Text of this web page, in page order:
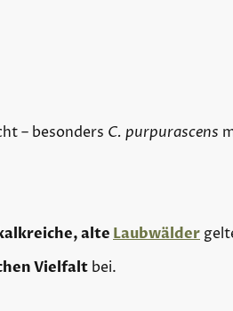
– besonders C. purpurascens
alteLaubwälder
Vielfalt bei.